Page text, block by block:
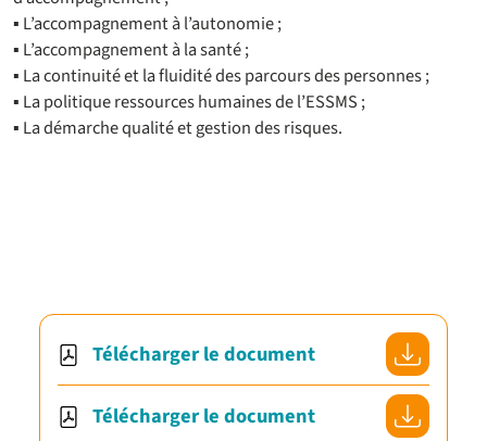
▪ L’accompagnement à l’autonomie ;
▪ L’accompagnement à la santé ;
▪ La continuité et la fluidité des parcours des personnes ;
▪ La politique ressources humaines de l’ESSMS ;
▪ La démarche qualité et gestion des risques.
Télécharger le document
Télécharger le document